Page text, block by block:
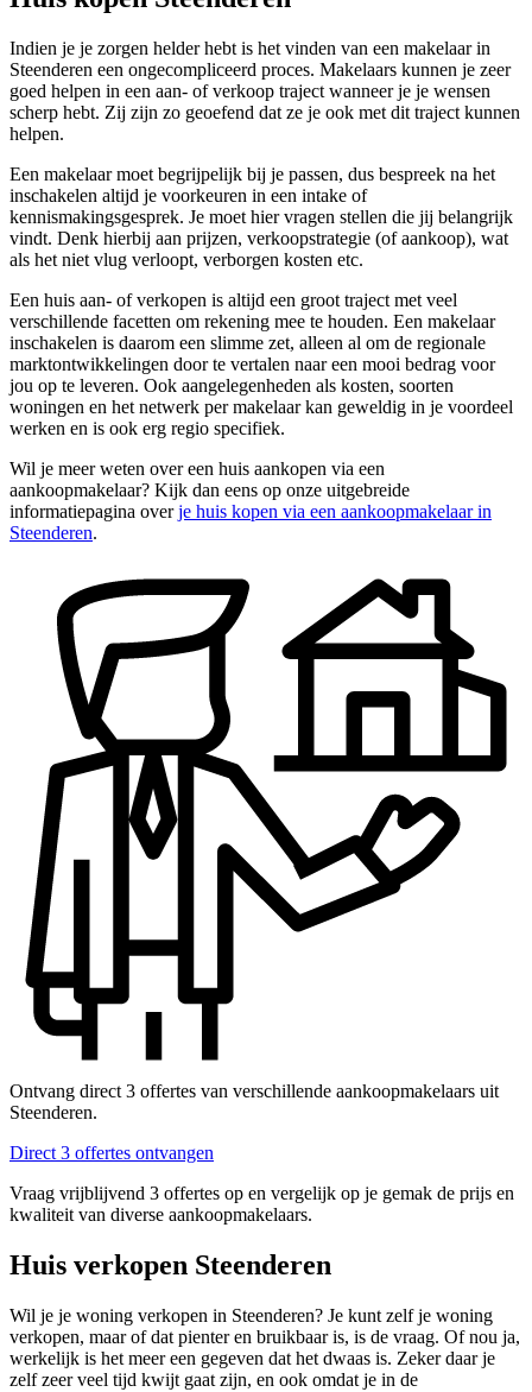
Indien je je zorgen helder hebt is het vinden van een makelaar in
Steenderen een ongecompliceerd proces. Makelaars kunnen je zeer
goed helpen in een aan- of verkoop traject wanneer je je wensen
scherp hebt. Zij zijn zo geoefend dat ze je ook met dit traject kunnen
helpen.
Een makelaar moet begrijpelijk bij je passen, dus bespreek na het
inschakelen altijd je voorkeuren in een intake of
kennismakingsgesprek. Je moet hier vragen stellen die jij belangrijk
vindt. Denk hierbij aan prijzen, verkoopstrategie (of aankoop), wat
als het niet vlug verloopt, verborgen kosten etc.
Een huis aan- of verkopen is altijd een groot traject met veel
verschillende facetten om rekening mee te houden. Een makelaar
inschakelen is daarom een slimme zet, alleen al om de regionale
marktontwikkelingen door te vertalen naar een mooi bedrag voor
jou op te leveren. Ook aangelegenheden als kosten, soorten
woningen en het netwerk per makelaar kan geweldig in je voordeel
werken en is ook erg regio specifiek.
Wil je meer weten over een huis aankopen via een
aankoopmakelaar? Kijk dan eens op onze uitgebreide
informatiepagina overje huis kopen via een aankoopmakelaar in
Steenderen.
Ontvang direct 3 offertes van verschillende aankoopmakelaars uit
Steenderen.
Direct 3 offertes ontvangen
Vraag vrijblijvend 3 offertes op en vergelijk op je gemak de prijs en
kwaliteit van diverse aankoopmakelaars.
Huis verkopen Steenderen
Wil je je woning verkopen in Steenderen? Je kunt zelf je woning
verkopen, maar of dat pienter en bruikbaar is, is de vraag. Of nou ja,
werkelijk is het meer een gegeven dat het dwaas is. Zeker daar je
zelf zeer veel tijd kwijt gaat zijn, en ook omdat je in de